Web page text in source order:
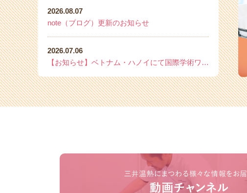
2026.08.07
note（ブログ）更新のお知らせ
2026.07.06
【お知らせ】ベトナム・ハノイにて国際学術ワークショップを開催いたします